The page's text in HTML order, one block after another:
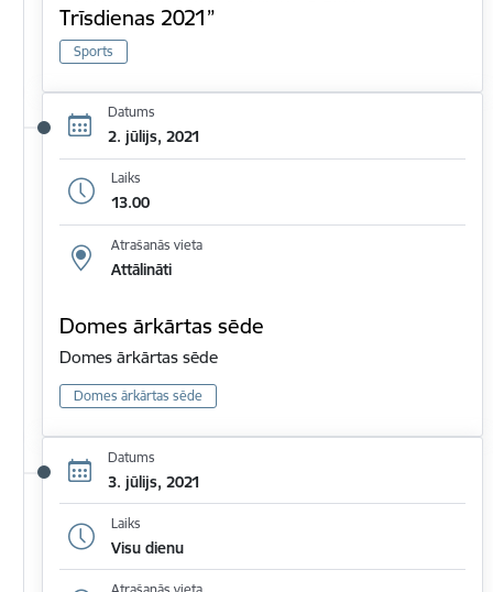
Trīsdienas 2021”
Sports
Datums
2. jūlijs, 2021
Laiks
13.00
Atrašanās vieta
Attālināti
Domes ārkārtas sēde
Domes ārkārtas sēde
Domes ārkārtas sēde
Datums
3. jūlijs, 2021
Laiks
Visu dienu